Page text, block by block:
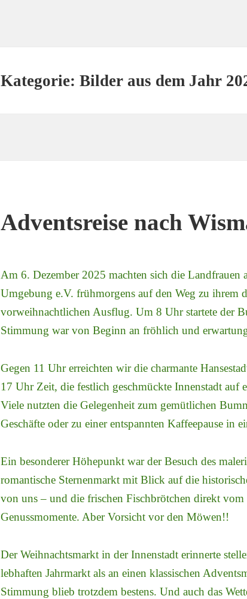
Kategorie:Bilder aus dem Jahr
Adventsreise nach
Am 6. Dezember 2025 machten sich die Landfrauen
Umgebung e.V. frühmorgens auf den Weg zu ihrem
vorweihnachtlichen Ausflug. Um 8 Uhr startete der
Stimmung war von Beginn an fröhlich und
Gegen 11 Uhr erreichten wir die charmante
17 Uhr Zeit, die festlich geschmückte Innenstadt auf
Viele nutzten die Gelegenheit zum gemütlichen
Geschäfte oder zu einer entspannten Kaffeepause in
Ein besonderer Höhepunkt war der Besuch des
romantische Sternenmarkt mit Blick auf die
von uns – und die frischen Fischbrötchen direkt
Genussmomente. Aber Vorsicht vor den Möwen!!
Der Weihnachtsmarkt in der Innenstadt erinnerte
lebhaften Jahrmarkt als an einen klassischen
Stimmung blieb trotzdem bestens. Und auch das